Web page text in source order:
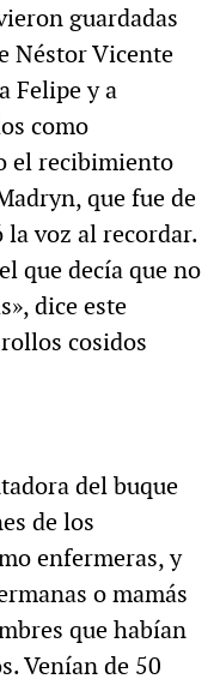
guardadas
Néstor Vicente
Felipe y a
como
el recibimiento
que fue de
la voz al recordar.
que decía que no
dice este
cosidos
del buque
de los
enfermeras, y
o mamás
que habían
Venían de 50